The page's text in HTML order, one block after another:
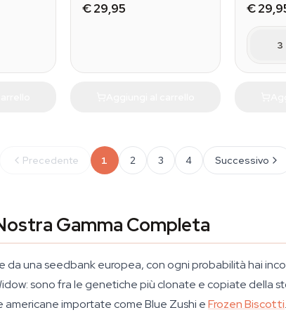
€ 29,95 €
3
Precedente 1 2 3 4 Successivo
Gamma Completa
una seedbank europea, con ogni probabilità hai
sono fra le genetiche più clonate e copiate della
importate come Blue Zushi eFrozen Biscotti.